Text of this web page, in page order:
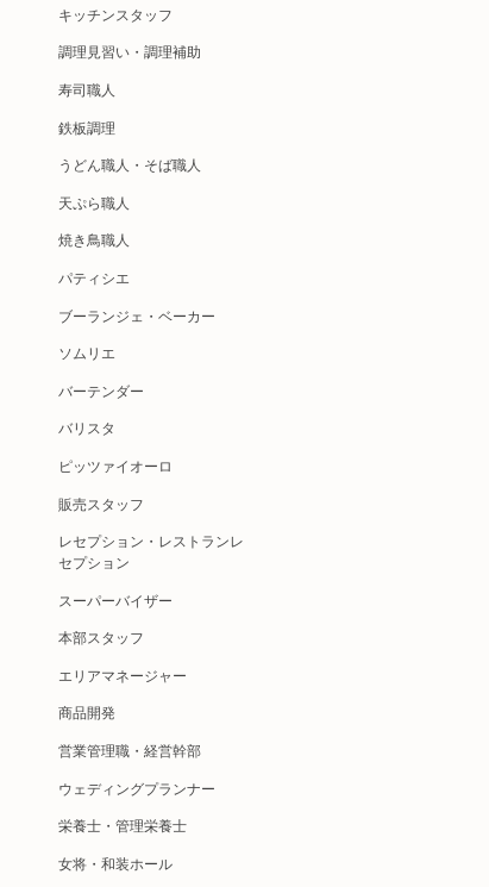
キッチンスタッフ
調理見習い・調理補助
寿司職人
鉄板調理
うどん職人・そば職人
天ぷら職人
焼き鳥職人
パティシエ
ブーランジェ・ベーカー
ソムリエ
バーテンダー
バリスタ
ピッツァイオーロ
販売スタッフ
レセプション・レストランレ
セプション
スーパーバイザー
本部スタッフ
エリアマネージャー
商品開発
営業管理職・経営幹部
ウェディングプランナー
栄養士・管理栄養士
女将・和装ホール